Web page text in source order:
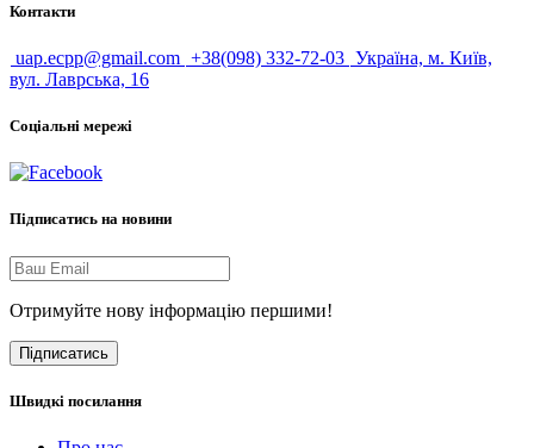
Контакти
uap.ecpp@gmail.com +38(098) 332-72-03 Україна, м. Київ,
вул. Лаврська, 16
Соціальні мережі
Підписатись на новини
Отримуйте нову інформацію першими!
Підписатись
Швидкі посилання